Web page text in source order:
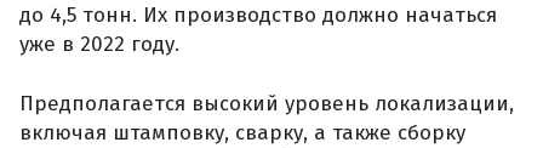
до 4,5 тонн. Их производство должно начаться
уже в 2022 году.
Предполагается высокий уровень локализации,
включая штамповку, сварку, а также сборку